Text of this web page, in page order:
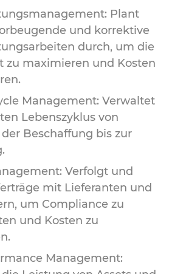
Plant
und korrektive
durch, um die
zu maximieren und Kosten
Management: Verwaltet
Lebenszyklus von
der Beschaffung bis zur
Verfolgt und
mit Lieferanten und
um Compliance zu
und Kosten zu
Management: